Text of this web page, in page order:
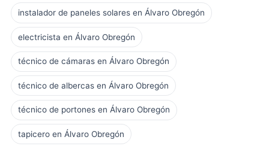
instalador de paneles solares en Álvaro Obregón
electricista en Álvaro Obregón
técnico de cámaras en Álvaro Obregón
técnico de albercas en Álvaro Obregón
técnico de portones en Álvaro Obregón
tapicero en Álvaro Obregón